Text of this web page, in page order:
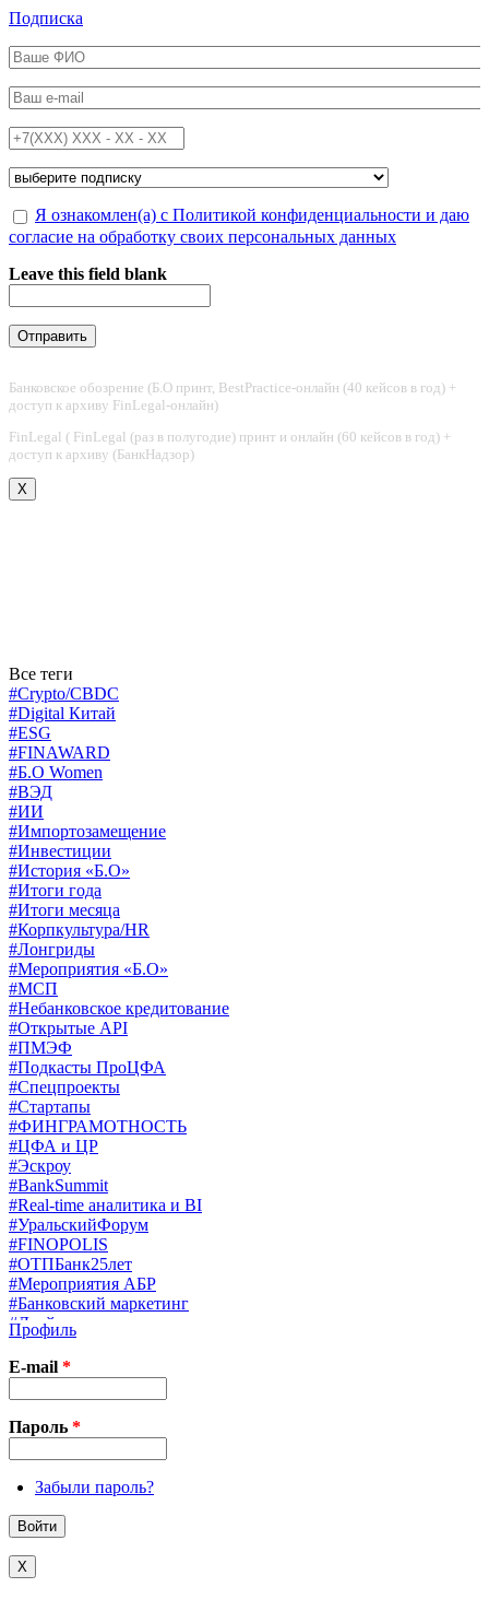
Перейти к основному содержанию
Подписка
ФИО*
Email*
Телефон*
Подписка на*
Обработка персональных данных*
Я ознакомлен(а) с Политикой конфиденциальности и даю
согласие на обработку своих персональных данных
Leave this field blank
Банковское обозрение (Б.О принт, BestPractice-онлайн (40 кейсов в год) +
доступ к архиву FinLegal-онлайн)
FinLegal ( FinLegal (раз в полугодие) принт и онлайн (60 кейсов в год) +
доступ к архиву (БанкНадзор)
X
Все теги
#Crypto/CBDC
#Digital Китай
#ESG
#FINAWARD
#Б.О Women
#ВЭД
#ИИ
#Импортозамещение
#Инвестиции
#История «Б.О»
#Итоги года
#Итоги месяца
#Корпкультура/HR
#Лонгриды
#Мероприятия «Б.О»
#МСП
#Небанковское кредитование
#Открытые API
#ПМЭФ
#Подкасты ПроЦФА
#Спецпроекты
#Стартапы
#ФИНГРАМОТНОСТЬ
#ЦФА и ЦР
#Эскроу
#BankSummit
#Real-time аналитика и BI
#УральскийФорум
#FINOPOLIS
#ОТПБанк25лет
#Мероприятия АБР
#Банковский маркетинг
#Драйверы страхования
#Финконгресс ЦБ
#PB&WM
#UX/CX
#Экосистемы
X
Профиль
E-mail *
Пароль *
Забыли пароль?
X